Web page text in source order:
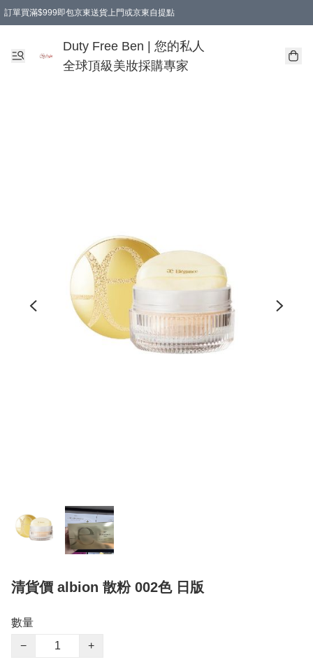
訂單買滿$999即包京東送貨上門或京東自提點
Duty Free Ben | 您的私人
全球頂級美妝採購專家
清貨價 albion 散粉 002色 日版
數量
−
+